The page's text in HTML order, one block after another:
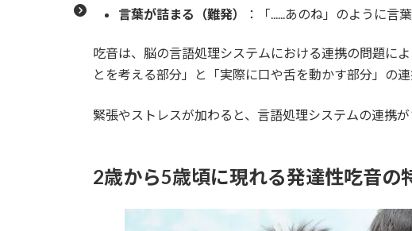
言葉が詰まる（難発）
：「......あのね」のように言
吃音は、脳の言語処理システムにおける連携の問題に
とを考える部分」と「実際に口や舌を動かす部分」の連
緊張やストレスが加わると、言語処理システムの連携が
2歳から5歳頃に現れる発達性吃音の